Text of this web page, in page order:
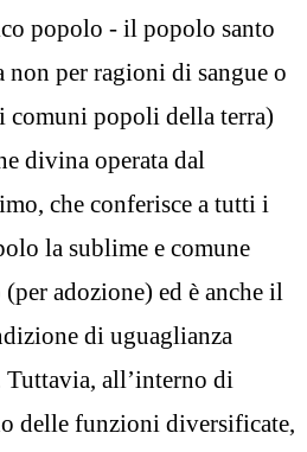
popolo - il popolo santo
per ragioni di sangue o
comuni popoli della terra)
divina operata dal
che conferisce a tutti i
la sublime e comune
adozione) ed è anche il
di uguaglianza
Tuttavia, all’interno di
delle funzioni diversificate,